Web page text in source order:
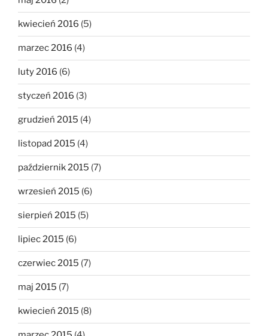
kwiecień 2016 (5)
marzec 2016 (4)
luty 2016 (6)
styczeń 2016 (3)
grudzień 2015 (4)
listopad 2015 (4)
październik 2015 (7)
wrzesień 2015 (6)
sierpień 2015 (5)
lipiec 2015 (6)
czerwiec 2015 (7)
maj 2015 (7)
kwiecień 2015 (8)